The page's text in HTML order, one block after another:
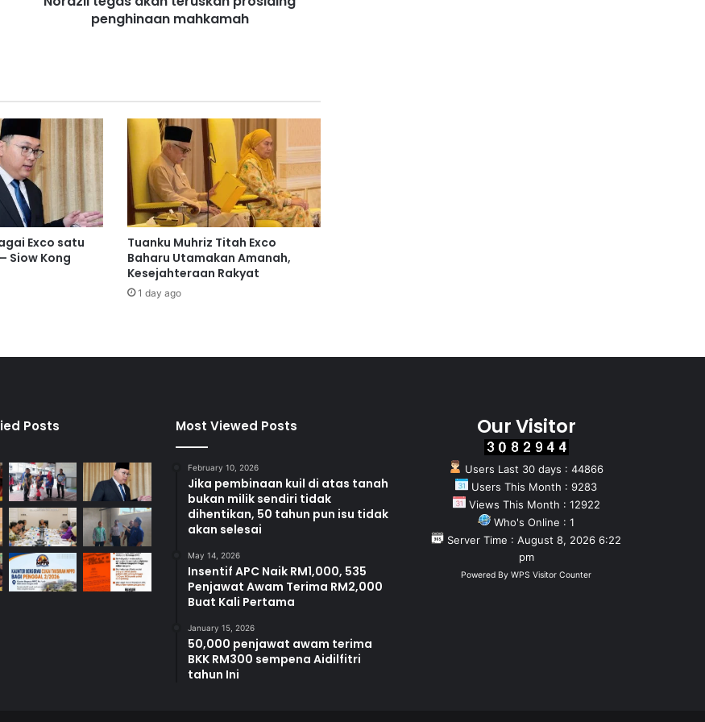
k
s
i
m
a
h
k
a
m
a
a
a
i
t
e
g
a
s
a
k
penghinaan mahkamah
Exco satu
Siow Kong
Tuanku Muhriz Titah Exco
Baharu Utamakan Amanah,
Kesejahteraan Rakyat
1 day ago
Posts Most Viewed Posts
February 10, 2026
Jika pembinaan kuil di atas tanah
bukan milik sendiri tidak
dihentikan, 50 tahun pun isu tidak
akan selesai
May 14, 2026
Insentif APC Naik RM1,000, 535
Penjawat Awam Terima RM2,000
Buat Kali Pertama
January 15, 2026
50,000 penjawat awam terima
BKK RM300 sempena Aidilfitri
tahun Ini
Our Visitor
Users Last 30 days : 44866
Users This Month : 9283
Views This Month : 12922
Who's Online : 1
Server Time : August 8, 2026 6:22
pm
Powered By WPS Visitor Counter